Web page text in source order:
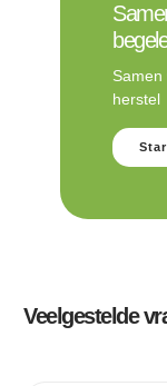
herstel
Veelgestelde